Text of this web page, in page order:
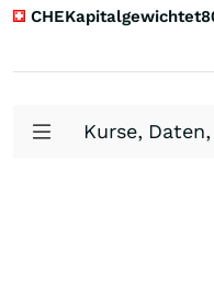
CHEKapitalgewichtet
Kurse,